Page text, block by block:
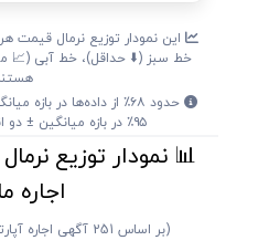
این نمودار توزیع نرمال قیمت
خط سبز (⬇️ حداقل)، خط آبی (📈
حدود ۶۸٪ از داده‌ها در
۹۵٪ در بازه میانگین ± دو انحراف معیار قرار دارند.
📊 نمودار توزیع
اجاره
(بر اساس 251 آگهی اجاره آپارتمان در سعادت آباد تهران)